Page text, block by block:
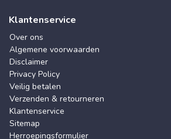
Klantenservice
Over ons
Algemene voorwaarden
Disclaimer
Privacy Policy
Veilig betalen
Verzenden & retourneren
Klantenservice
Sitemap
Herroepingsformulier